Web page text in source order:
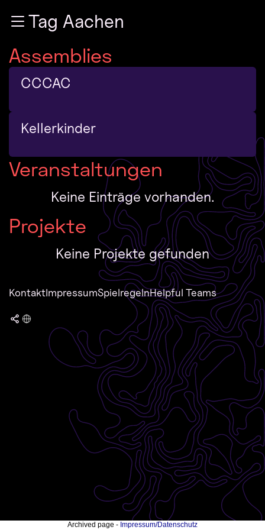
Zum InhaltTag Aachen
Assemblies
CCCAC
Kellerkinder
Veranstaltungen
Keine Einträge vorhanden.
Projekte
Keine Projekte gefunden
KontaktImpressumSpielregelnHelpful Teams
Archived page - Impressum/Datenschutz